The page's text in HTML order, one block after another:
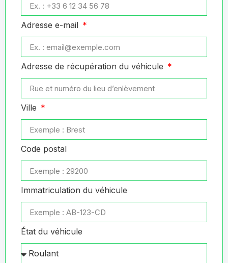
Adresse e-mail
Adresse de récupération du véhicule
Ville
Code postal
Immatriculation du véhicule
État du véhicule